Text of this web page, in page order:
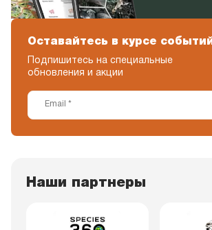
Оставайтесь в курсе событий
Подпишитесь на специальные
обновления и акции
Наши партнеры